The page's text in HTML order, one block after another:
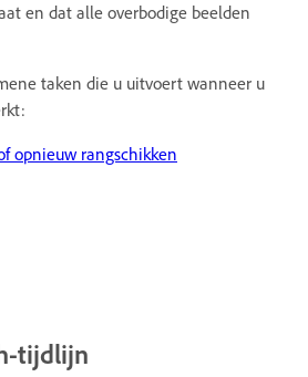
en dat alle overbodige beelden
taken die u uitvoert wanneer u
opnieuw rangschikken
tijdlijn